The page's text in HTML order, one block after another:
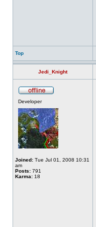
Top
Jedi_Knight
Developer
Joined: Tue Jul 01, 2008 10:31
am
Posts: 791
Karma: 18